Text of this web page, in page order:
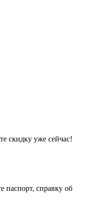
скидку уже сейчас!
паспорт, справку об